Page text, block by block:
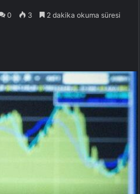
0 3 2 dakika okuma süresi